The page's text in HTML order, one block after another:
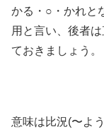
かる・○・かれと
用と言い、後者
ておきましょう。
意味は比況(〜よ